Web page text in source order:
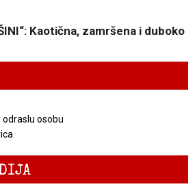
Kaotična, zamršena i duboko
odraslu osobu